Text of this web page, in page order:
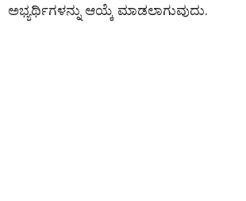
ಅಭ್ಯರ್ಥಿಗಳನ್ನು ಆಯ್ಕೆ ಮಾಡಲಾಗುವುದು.